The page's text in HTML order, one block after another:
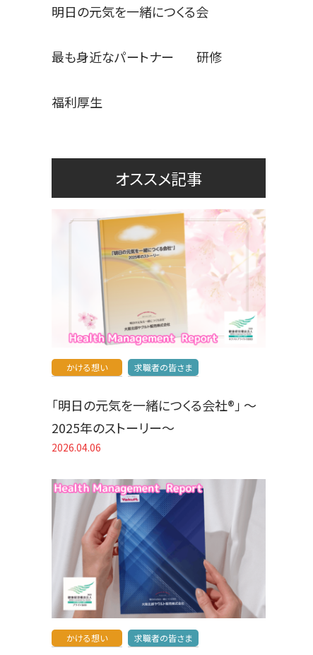
明日の元気を一緒につくる会
最も身近なパートナー 研修
福利厚生
オススメ記事
かける想い 求職者の皆さま
「明日の元気を一緒につくる会社®」 〜
2025年のストーリー〜
2026.04.06
かける想い 求職者の皆さま